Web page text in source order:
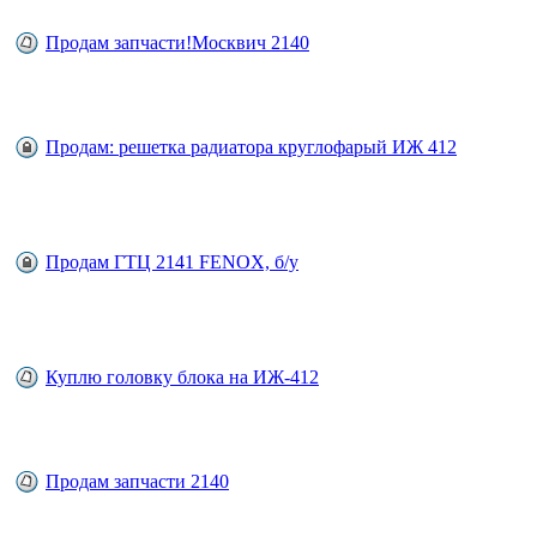
Продам запчасти!Москвич 2140
Продам: решетка радиатора круглофарый ИЖ 412
Продам ГТЦ 2141 FENOX, б/у
Куплю головку блока на ИЖ-412
Продам запчасти 2140